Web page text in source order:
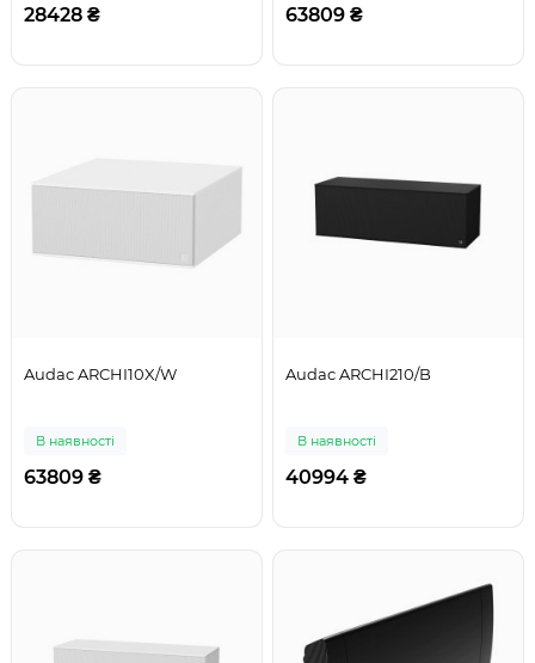
28428 ₴ 63809 ₴
Audac ARCHI10X/W
В наявності
63809 ₴
Audac ARCHI210/B
В наявності
40994 ₴